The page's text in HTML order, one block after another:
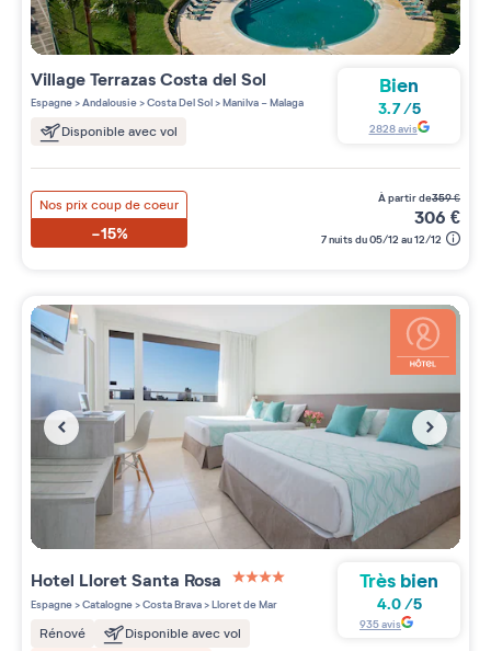
VillageTerrazas Costa del Sol
Espagne>Andalousie>Costa Del Sol>Manilva - Malaga
Disponible avec vol
Bien
3.7/5
2828avis
Nos prix coup de coeur
-15%
à partir de359€
306 €
7 nuits du 05/12 au 12/12
Hotel Lloret Santa Rosa
4 étoiles sur 5
Espagne>Catalogne>Costa Brava>Lloret de Mar
Rénové
Disponible avec vol
Très bien
4.0/5
935avis